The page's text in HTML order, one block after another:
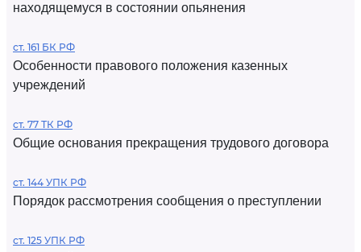
находящемуся в состоянии опьянения
ст. 161 БК РФ
Особенности правового положения казенных
учреждений
ст. 77 ТК РФ
Общие основания прекращения трудового договора
ст. 144 УПК РФ
Порядок рассмотрения сообщения о преступлении
ст. 125 УПК РФ